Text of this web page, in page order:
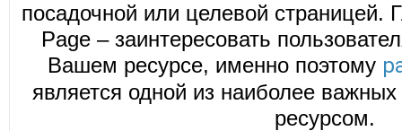
посадочной или целевой страницей.
Page – заинтересовать
Вашем ресурсе, именно поэтому
является одной из наиболее
ресурсом.